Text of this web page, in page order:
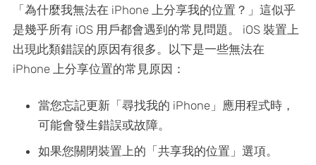
「為什麼我無法在 iPhone 上分享我的位置？」這似乎
是幾乎所有 iOS 用戶都會遇到的常見問題。 iOS 裝置上
出現此類錯誤的原因有很多。以下是一些無法在
iPhone 上分享位置的常見原因：
當您忘記更新「尋找我的 iPhone」應用程式時，
可能會發生錯誤或故障。
如果您關閉裝置上的「共享我的位置」選項。